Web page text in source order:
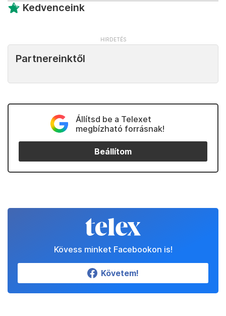
Kedvenceink
Partnereinktől
Állítsd be a Telexet
megbízható forrásnak!
Beállítom
Kövess minket Facebookon is!
Követem!